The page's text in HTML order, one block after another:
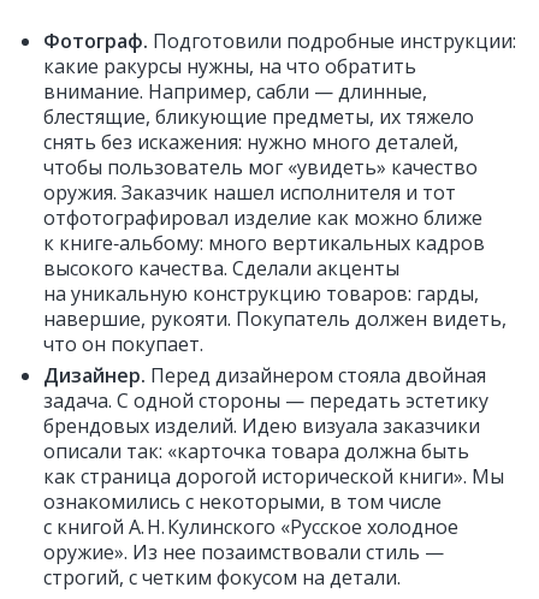
Фотограф. Подготовили подробные инструкции:
какие ракурсы нужны, на что обратить
внимание. Например, сабли — длинные,
блестящие, бликующие предметы, их тяжело
снять без искажения: нужно много деталей,
чтобы пользователь мог «увидеть» качество
оружия. Заказчик нашел исполнителя и тот
отфотографировал изделие как можно ближе
к книге‑альбому: много вертикальных кадров
высокого качества. Сделали акценты
на уникальную конструкцию товаров: гарды,
навершие, рукояти. Покупатель должен видеть,
что он покупает.
Дизайнер. Перед дизайнером стояла двойная
задача. С одной стороны — передать эстетику
брендовых изделий. Идею визуала заказчики
описали так: «карточка товара должна быть
как страница дорогой исторической книги». Мы
ознакомились с некоторыми, в том числе
с книгой А. Н. Кулинского «Русское холодное
оружие». Из нее позаимствовали стиль —
строгий, с четким фокусом на детали.